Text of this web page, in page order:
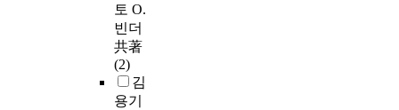
토 O.
빈더
共著
(2)
김
용기